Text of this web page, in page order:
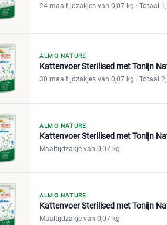
24 maaltijdzakjes van 0,07 kg · Totaal
ALMO NATURE
Kattenvoer Sterilised met Tonijn
30 maaltijdzakjes van 0,07 kg · Totaal
ALMO NATURE
Kattenvoer Sterilised met Tonijn
Maaltijdzakje van 0,07 kg
ALMO NATURE
Kattenvoer Sterilised met Tonijn
Maaltijdzakje van 0,07 kg